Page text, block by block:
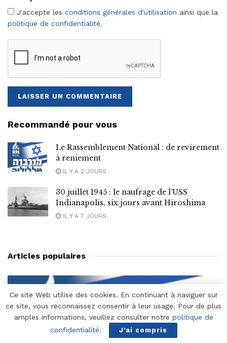
J'accepte les conditions générales d'utilisation ainsi que la
politique de confidentialité.
Recommandé pour vous
Le Rassemblement National : de revirement
à reniement
IL Y A 2 JOURS
30 juillet 1945 : le naufrage de l’USS
Indianapolis, six jours avant Hiroshima
IL Y A 7 JOURS
Articles populaires
Ce site Web utilise des cookies. En continuant à naviguer sur
ce site, vous reconnaissez consentir à leur usage. Pour de plus
amples informations, veuillez consulter notre politique de
confidentialité. J'ai compris